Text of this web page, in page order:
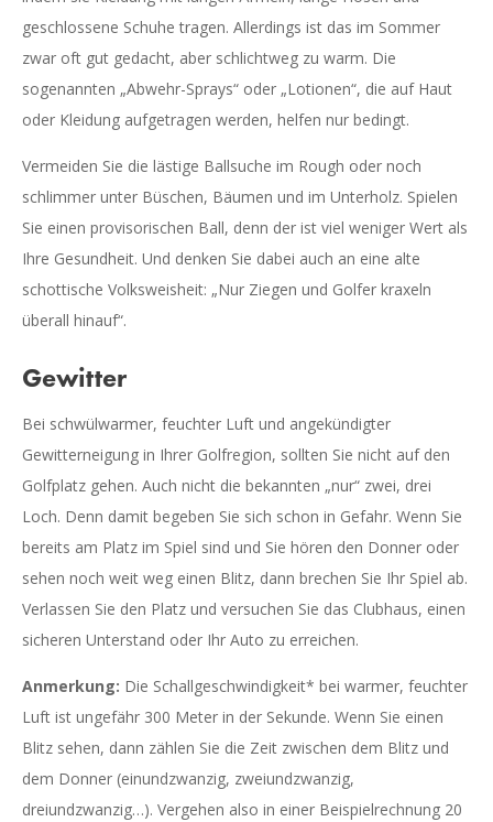
geschlossene Schuhe tragen. Allerdings ist das im Sommer
zwar oft gut gedacht, aber schlichtweg zu warm. Die
sogenannten „Abwehr-Sprays“ oder „Lotionen“, die auf Haut
oder Kleidung aufgetragen werden, helfen nur bedingt.
Vermeiden Sie die lästige Ballsuche im Rough oder noch
schlimmer unter Büschen, Bäumen und im Unterholz. Spielen
Sie einen provisorischen Ball, denn der ist viel weniger Wert als
Ihre Gesundheit. Und denken Sie dabei auch an eine alte
schottische Volksweisheit: „Nur Ziegen und Golfer kraxeln
überall hinauf“.
Gewitter
Bei schwülwarmer, feuchter Luft und angekündigter
Gewitterneigung in Ihrer Golfregion, sollten Sie nicht auf den
Golfplatz gehen. Auch nicht die bekannten „nur“ zwei, drei
Loch. Denn damit begeben Sie sich schon in Gefahr. Wenn Sie
bereits am Platz im Spiel sind und Sie hören den Donner oder
sehen noch weit weg einen Blitz, dann brechen Sie Ihr Spiel ab.
Verlassen Sie den Platz und versuchen Sie das Clubhaus, einen
sicheren Unterstand oder Ihr Auto zu erreichen.
Anmerkung: Die Schallgeschwindigkeit* bei warmer, feuchter
Luft ist ungefähr 300 Meter in der Sekunde. Wenn Sie einen
Blitz sehen, dann zählen Sie die Zeit zwischen dem Blitz und
dem Donner (einundzwanzig, zweiundzwanzig,
dreiundzwanzig…). Vergehen also in einer Beispielrechnung 20